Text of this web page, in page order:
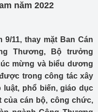
năm 2022
9/11, thay mặt Ban Cán
Thương, Bộ trưởng
mừng và biểu dương
trong công tác xây
phổ biến, giáo dục
của cán bộ, công chức,